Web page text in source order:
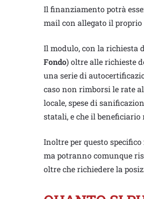
Il finanziamento potrà
mail con allegato il proprio
Il modulo, con la richiesta
Fondo) oltre alle richieste
una serie di
caso non rimborsi le rate
locale, spese di
statali, e che il
Inoltre per questo
ma potranno comunque
oltre che richiedere la